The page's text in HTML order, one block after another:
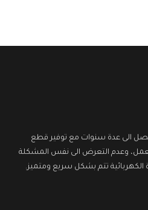
تصل الى عدة سنوات مع توفير قطع
وعدم التعرض الى نفس المشكلة
الكهربائية تتم بشكل سريع ومتميز.